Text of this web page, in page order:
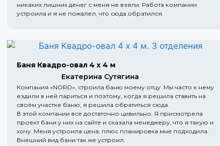
никаких лишних денег с меня не взяли. Работа компании
устроила и я не пожалел, что сюда обратился.
Баня Квадро-овал 4 х 4 м
Екатерина Сутягина
Компания «NORD», строила баню моему отцу. Мы часто к нему
ездили в ней париться и поэтому, когда я решила ставить на
своём участке баню, я решила обратиться сюда.
В этой компании все достаточно цивильно. Я присмотрела
проект бани у них на сайте и сказала менеджеру, что я такую и
хочу. Меня устроила цена, плюс планировка мне подходила.
Внешний вид бани так же устроил.